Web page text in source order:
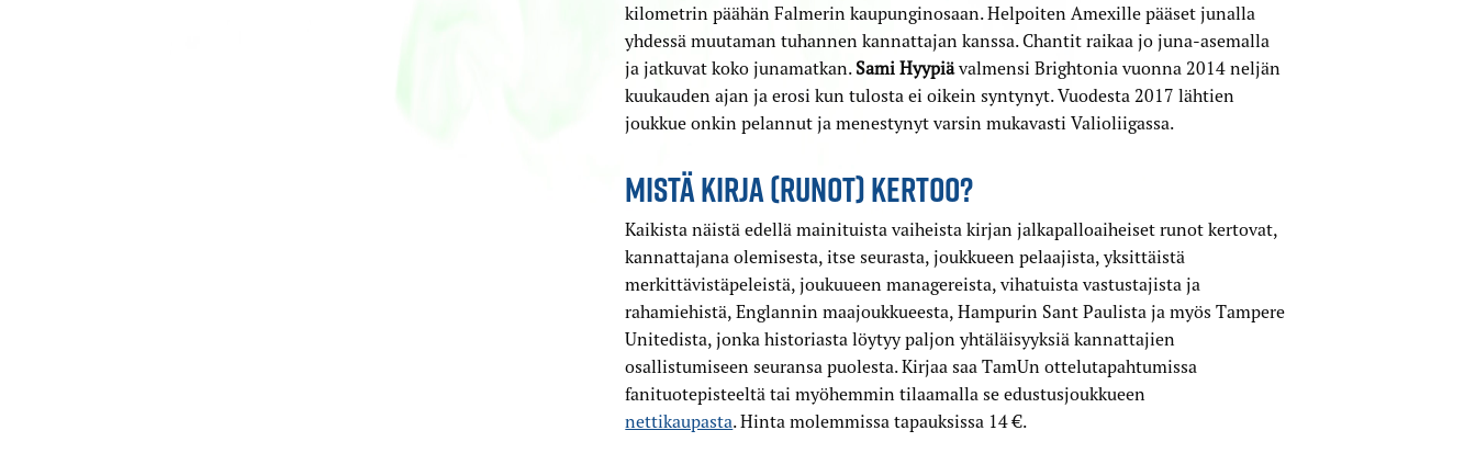
kilometrin päähän Falmerin kaupunginosaan. Helpoiten Amexille pääset junalla
yhdessä muutaman tuhannen kannattajan kanssa. Chantit raikaa jo juna-asemalla
ja jatkuvat koko junamatkan. Sami Hyypiävalmensi Brightonia vuonna 2014 neljän
kuukauden ajan ja erosi kun tulosta ei oikein syntynyt. Vuodesta 2017 lähtien
joukkue onkin pelannut ja menestynyt varsin mukavasti Valioliigassa.
MISTÄ KIRJA (RUNOT) KERTOO?
Kaikista näistä edellä mainituista vaiheista kirjan jalkapalloaiheiset runot kertovat,
kannattajana olemisesta, itse seurasta, joukkueen pelaajista, yksittäistä
merkittävistäpeleistä, joukuueen managereista, vihatuista vastustajista ja
rahamiehistä, Englannin maajoukkueesta, Hampurin Sant Paulista ja myös Tampere
Unitedista, jonka historiasta löytyy paljon yhtäläisyyksiä kannattajien
osallistumiseen seuransa puolesta. Kirjaa saa TamUn ottelutapahtumissa
fanituotepisteeltä tai myöhemmin tilaamalla se edustusjoukkueen
nettikaupasta. Hinta molemmissa tapauksissa 14 €.